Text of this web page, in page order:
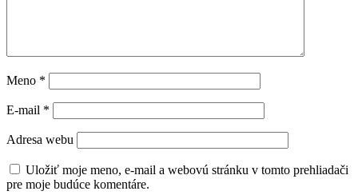
Meno *
E-mail *
Adresa webu
Uložiť moje meno, e-mail a webovú stránku v tomto prehliadači
pre moje budúce komentáre.